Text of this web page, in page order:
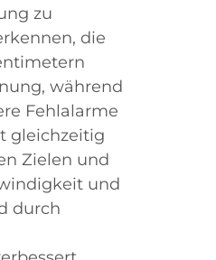
zu
die
während
Fehlalarme
gleichzeitig
Zielen und
und
durch